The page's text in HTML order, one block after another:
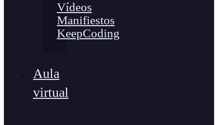
Vídeos
Manifiestos
KeepCoding
Aula
virtual